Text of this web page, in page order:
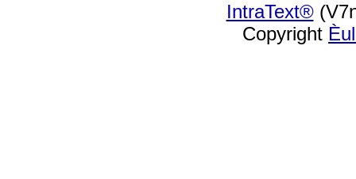
IntraText®
Copyright